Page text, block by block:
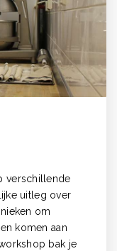
verschillende
uitleg over
om
komen aan
bak je